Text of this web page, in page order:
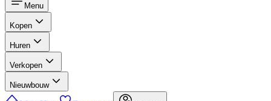
Menu
Kopen
Huren
Verkopen
Nieuwbouw